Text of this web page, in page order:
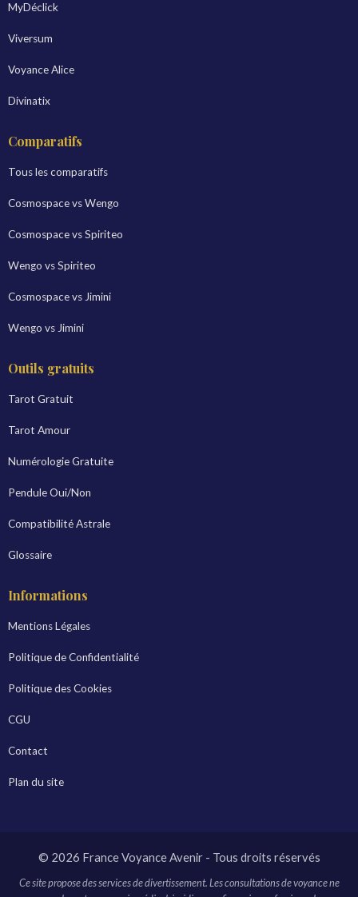
MyDéclick
Viversum
Voyance Alice
Divinatix
Comparatifs
Tous les comparatifs
Cosmospace vs Wengo
Cosmospace vs Spiriteo
Wengo vs Spiriteo
Cosmospace vs Jimini
Wengo vs Jimini
Outils gratuits
Tarot Gratuit
Tarot Amour
Numérologie Gratuite
Pendule Oui/Non
Compatibilité Astrale
Glossaire
Informations
Mentions Légales
Politique de Confidentialité
Politique des Cookies
CGU
Contact
Plan du site
© 2026 France Voyance Avenir - Tous droits réservés
Ce site propose des services de divertissement. Les consultations de voyance ne